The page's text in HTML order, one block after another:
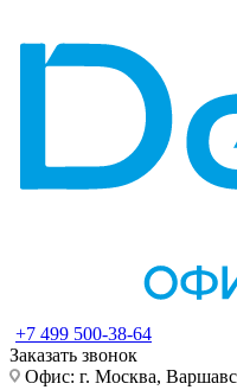
+7 499 500-38-64
Заказать звонок
Офис: г. Москва,